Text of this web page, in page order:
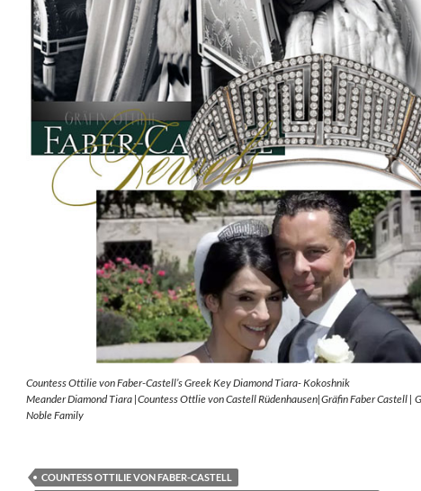
Countess Ottilie von Faber-Castell’s Greek Key Diamond Tiara- Kokoshnik
Meander Diamond Tiara |Countess Ottlie von Castell Rüdenhausen|Gräfin Faber Castell |
Noble Family
COUNTESS OTTILIE VON FABER-CASTELL